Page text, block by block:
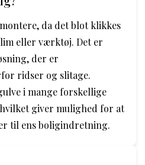
da det blot klikkes
eller værktøj. Det er
der er
ridser og slitage.
i mange forskellige
giver mulighed for at
til ens boligindretning.